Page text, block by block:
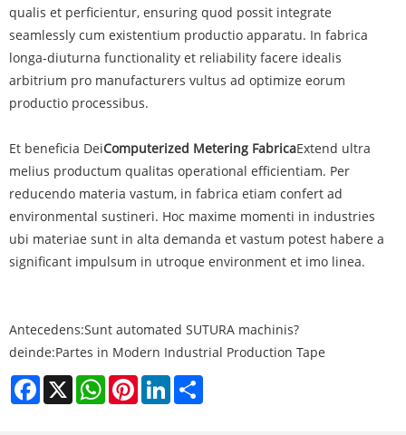
qualis et perficientur, ensuring quod possit integrate
seamlessly cum existentium productio apparatu. In fabrica
longa-diuturna functionality et reliability facere idealis
arbitrium pro manufacturers vultus ad optimize eorum
productio processibus.
Et beneficia DeiComputerized Metering FabricaExtend ultra
melius productum qualitas operational efficientiam. Per
reducendo materia vastum, in fabrica etiam confert ad
environmental sustineri. Hoc maxime momenti in industries
ubi materiae sunt in alta demanda et vastum potest habere a
significant impulsum in utroque environment et imo linea.
Antecedens:Sunt automated SUTURA machinis?
deinde:Partes in Modern Industrial Production Tape
Facebook
X WhatsAppPinterestLinkedIn